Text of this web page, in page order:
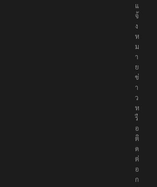
แ
จ้
ง
ห
ม
า
ย
ข่
า
ว
ห
รื
อ
ติ
ด
ต่
อ
ก